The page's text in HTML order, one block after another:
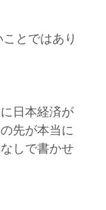
とではあり
日本経済が
先が本当に
しで書かせ